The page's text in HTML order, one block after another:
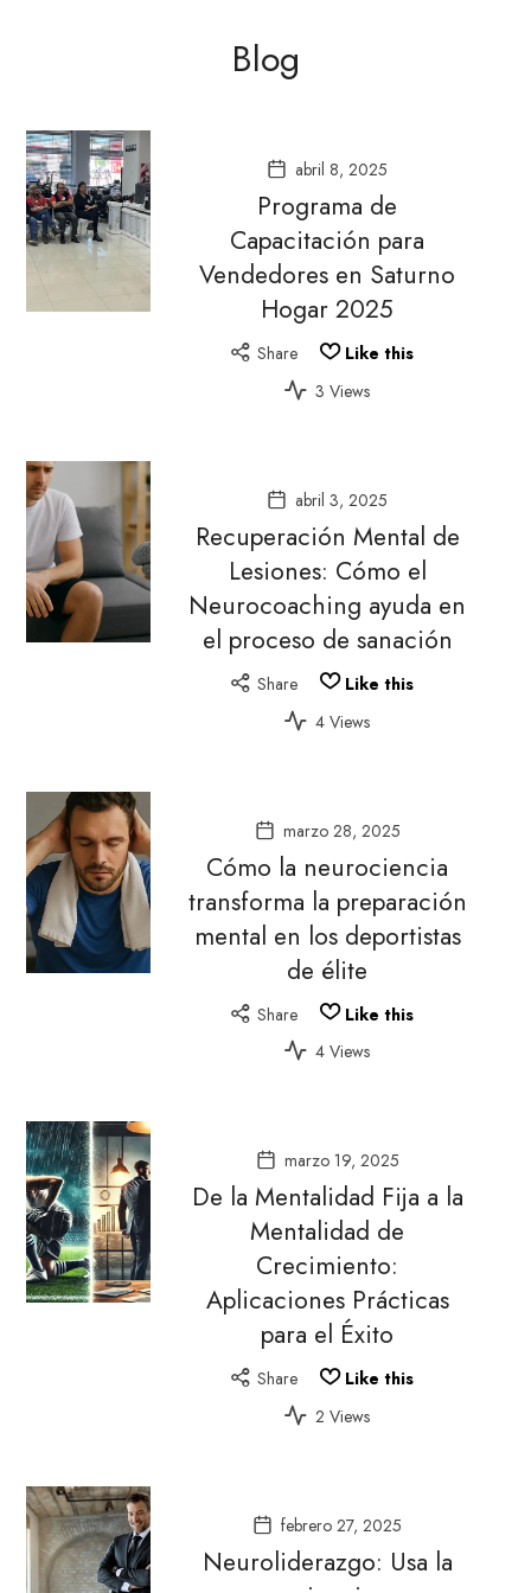
Blog
abril 8, 2025
Programa de
Capacitación para
Vendedores en Saturno
Hogar 2025
Share
Like this
3 Views
abril 3, 2025
Recuperación Mental de
Lesiones: Cómo el
Neurocoaching ayuda en
el proceso de sanación
Share
Like this
4 Views
marzo 28, 2025
Cómo la neurociencia
transforma la preparación
mental en los deportistas
de élite
Share
Like this
4 Views
marzo 19, 2025
De la Mentalidad Fija a la
Mentalidad de
Crecimiento:
Aplicaciones Prácticas
para el Éxito
Share
Like this
2 Views
febrero 27, 2025
Neuroliderazgo: Usa la